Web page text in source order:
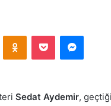
Odnoklassniki
Pocket
Sedat Aydemir,